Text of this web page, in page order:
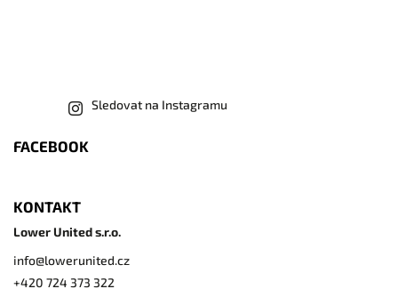
Sledovat na Instagramu
FACEBOOK
KONTAKT
Lower United s.r.o.
info@lowerunited.cz
+420 724 373 322